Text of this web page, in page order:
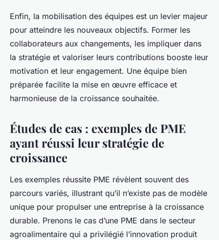
Enfin, la mobilisation des équipes est un levier majeur
pour atteindre les nouveaux objectifs. Former les
collaborateurs aux changements, les impliquer dans
la stratégie et valoriser leurs contributions booste leur
motivation et leur engagement. Une équipe bien
préparée facilite la mise en œuvre efficace et
harmonieuse de la croissance souhaitée.
Études de cas : exemples de PME
ayant réussi leur stratégie de
croissance
Les exemples réussite PME révèlent souvent des
parcours variés, illustrant qu’il n’existe pas de modèle
unique pour propulser une entreprise à la croissance
durable. Prenons le cas d’une PME dans le secteur
agroalimentaire qui a privilégié l’innovation produit